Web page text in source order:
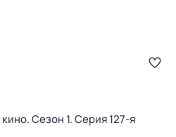
. Сезон 1. Серия 127-я